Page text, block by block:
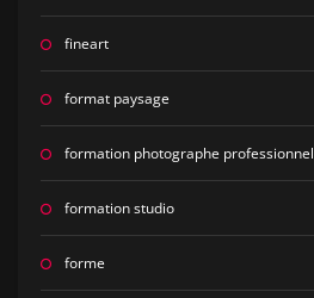
fineart
format paysage
formation photographe professionnel
formation studio
forme